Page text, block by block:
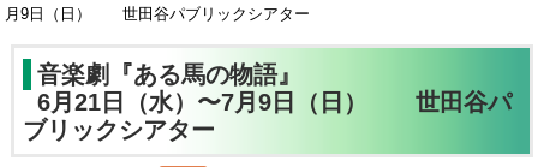
月9日（日） 世田谷パブリックシアター
音楽劇『ある馬の物語』
6月21日（水）〜7月9日（日） 世田谷パ
ブリックシアター